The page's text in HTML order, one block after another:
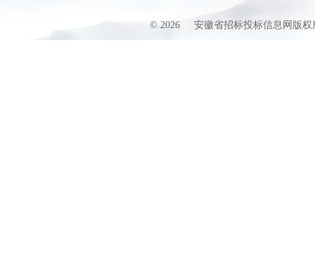
© 2026 安徽省招标投标信息网版